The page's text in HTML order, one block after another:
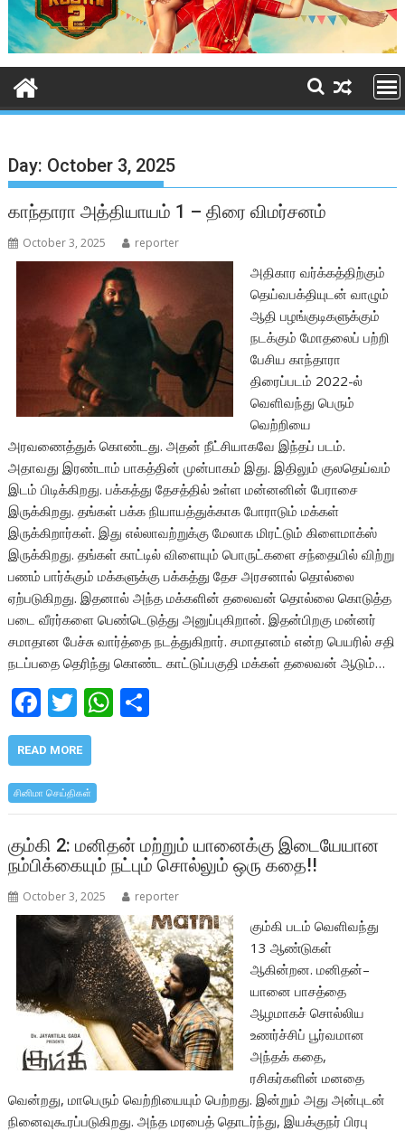
Day: October 3, 2025
காந்தாரா அத்தியாயம் 1 – திரை விமர்சனம்
October 3, 2025 reporter
அதிகார வர்க்கத்திற்கும்
தெய்வபக்தியுடன் வாழும்
ஆதி பழங்குடிகளுக்கும்
நடக்கும் மோதலைப் பற்றி
பேசிய காந்தாரா
திரைப்படம் 2022-ல்
வெளிவந்து பெரும்
வெற்றியை
அரவணைத்துக் கொண்டது. அதன் நீட்சியாகவே இந்தப் படம்.
அதாவது இரண்டாம் பாகத்தின் முன்பாகம் இது. இதிலும் குலதெய்வம்
இடம் பிடிக்கிறது. பக்கத்து தேசத்தில் உள்ள மன்னனின் பேராசை
இருக்கிறது. தங்கள் பக்க நியாயத்துக்காக போராடும் மக்கள்
இருக்கிறார்கள். இது எல்லாவற்றுக்கு மேலாக மிரட்டும் கிளைமாக்ஸ்
இருக்கிறது. தங்கள் காட்டில் விளையும் பொருட்களை சந்தையில் விற்று
பணம் பார்க்கும் மக்களுக்கு பக்கத்து தேச அரசனால் தொல்லை
ஏற்படுகிறது. இதனால் அந்த மக்களின் தலைவன் தொல்லை கொடுத்த
படை வீரர்களை பெண்டெடுத்து அனுப்புகிறான். இதன்பிறகு மன்னர்
சமாதான பேச்சு வார்த்தை நடத்துகிறார். சமாதானம் என்ற பெயரில் சதி
நடப்பதை தெரிந்து கொண்ட காட்டுப்பகுதி மக்கள் தலைவன் ஆடும்…
F
ac
e
b
o
o
k
T
w
itt
er
W
A
p
p
READ MORE
சினிமா செய்திகள்
கும்கி 2: மனிதன் மற்றும் யானைக்கு இடையேயான
நம்பிக்கையும் நட்பும் சொல்லும் ஒரு கதை!!
October 3, 2025 reporter
கும்கி படம் வெளிவந்து
13 ஆண்டுகள்
ஆகின்றன. மனிதன்–
யானை பாசத்தை
ஆழமாகச் சொல்லிய
உணர்ச்சிப் பூர்வமான
அந்தக் கதை,
ரசிகர்களின் மனதை
வென்றது, மாபெரும் வெற்றியையும் பெற்றது. இன்றும் அது அன்புடன்
நினைவுகூரப்படுகிறது. அந்த மரபைத் தொடர்ந்து, இயக்குநர் பிரபு